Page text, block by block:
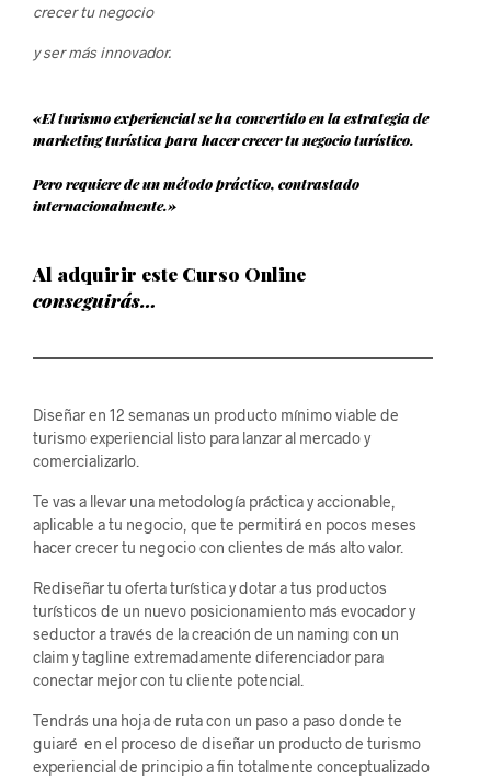
crecer tu negocio
y ser más innovador.
«El turismo experiencial se ha convertido en la estrategia de
marketing turística para hacer crecer tu negocio turístico.
Pero requiere de un método práctico, contrastado
internacionalmente.»
​Al adquirir este Curso Online
conseguirás…
Diseñar en 12 semanas un producto mínimo viable de
turismo experiencial listo para lanzar al mercado y
comercializarlo.
Te vas a llevar una metodología práctica y accionable,
aplicable a tu negocio, que te permitirá en pocos meses
hacer crecer tu negocio con clientes de más alto valor.
Rediseñar tu oferta turística y dotar a tus productos
turísticos de un nuevo posicionamiento más evocador y
seductor a través de la creación de un naming con un
claim y tagline extremadamente diferenciador para
conectar mejor con tu cliente potencial.
Tendrás una hoja de ruta con un paso a paso donde te
guiaré en el proceso de diseñar un producto de turismo
experiencial de principio a fin totalmente conceptualizado